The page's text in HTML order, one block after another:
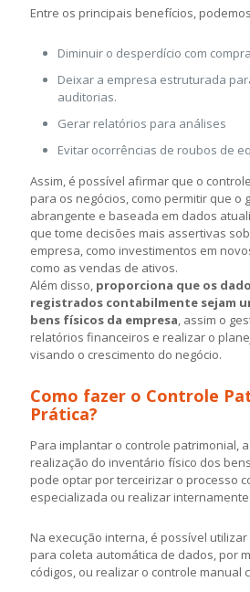
Entre os principais benefícios,
Diminuir o desperdício com
Deixar a empresa estruturada
auditorias.
Gerar relatórios para análises
Evitar ocorrências de roubos de
Assim, é possível afirmar que o
para os negócios, como permitir que o
abrangente e baseada em dados
que tome decisões mais assertivas
empresa, como investimentos em
como as vendas de ativos.
Além disso, proporciona que os
registrados contabilmente sejam
bens físicos da empresa, assim o
relatórios financeiros e realizar o
visando o crescimento do negócio.
Como fazer o Controle
Prática?
Para implantar o controle patrimonial,
realização do inventário físico dos
pode optar por terceirizar o processo
especializada ou realizar internamente.
Na execução interna, é possível
para coleta automática de dados, por
códigos, ou realizar o controle manual